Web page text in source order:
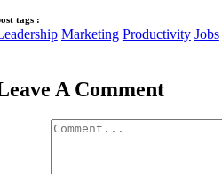
tags :
Marketing Productivity Jobs
A Comment